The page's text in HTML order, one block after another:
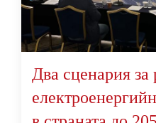
Два сценария за